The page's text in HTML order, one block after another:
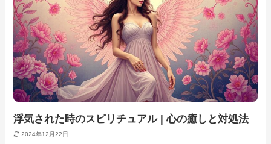
浮気された時のスピリチュアル | 心の癒しと対処法
2024年12月22日